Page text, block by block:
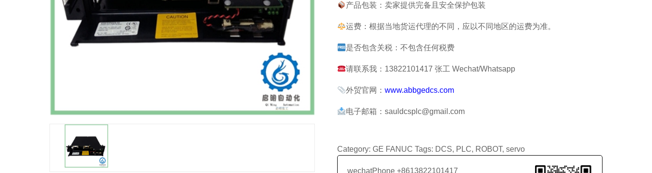
产品包装：卖家提供完备且安全保护包装
运费：根据当地货运代理的不同，应以不同地区的运费为准。
是否包含关税：不包含任何税费
请联系我：13822101417 张工 Wechat/Whatsapp
外贸官网：www.abbgedcs.com
电子邮箱：sauldcsplc@gmail.com
Category: GE FANUC Tags: DCS, PLC, ROBOT, servo
wechatPhone +8613822101417